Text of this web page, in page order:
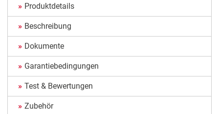
Produktdetails
Beschreibung
Dokumente
Garantiebedingungen
Test & Bewertungen
Zubehör